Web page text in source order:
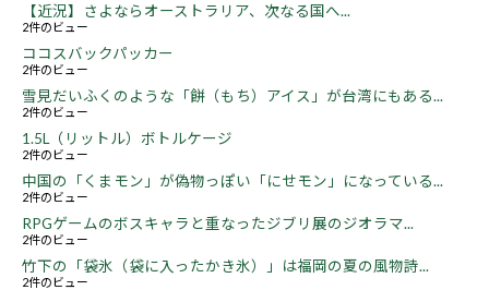
【近況】さよならオーストラリア、次なる国へ...
2件のビュー
ココスバックパッカー
2件のビュー
雪見だいふくのような「餅（もち）アイス」が台湾にもある...
2件のビュー
1.5L（リットル）ボトルケージ
2件のビュー
中国の「くまモン」が偽物っぽい「にせモン」になっている...
2件のビュー
RPGゲームのボスキャラと重なったジブリ展のジオラマ...
2件のビュー
竹下の「袋氷（袋に入ったかき氷）」は福岡の夏の風物詩...
2件のビュー